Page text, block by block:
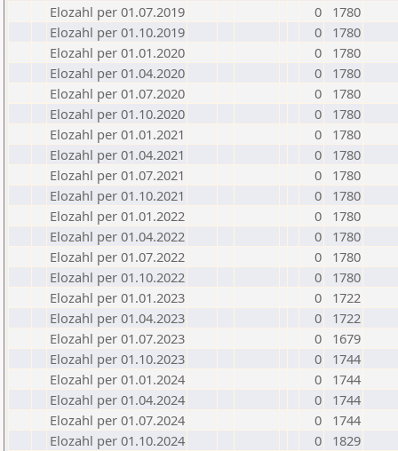
Elozahl per 01.07.2019
0
1780
Elozahl per 01.10.2019
0
1780
Elozahl per 01.01.2020
0
1780
Elozahl per 01.04.2020
0
1780
Elozahl per 01.07.2020
0
1780
Elozahl per 01.10.2020
0
1780
Elozahl per 01.01.2021
0
1780
Elozahl per 01.04.2021
0
1780
Elozahl per 01.07.2021
0
1780
Elozahl per 01.10.2021
0
1780
Elozahl per 01.01.2022
0
1780
Elozahl per 01.04.2022
0
1780
Elozahl per 01.07.2022
0
1780
Elozahl per 01.10.2022
0
1780
Elozahl per 01.01.2023
0
1722
Elozahl per 01.04.2023
0
1722
Elozahl per 01.07.2023
0
1679
Elozahl per 01.10.2023
0
1744
Elozahl per 01.01.2024
0
1744
Elozahl per 01.04.2024
0
1744
Elozahl per 01.07.2024
0
1744
Elozahl per 01.10.2024
0
1829